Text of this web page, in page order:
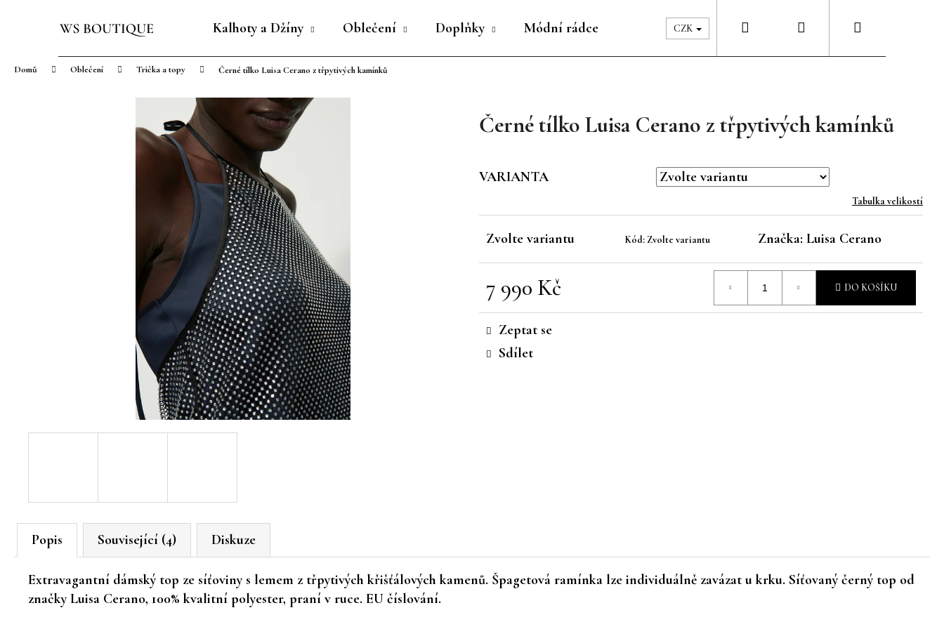
Kalhoty a Džíny Oblečení Doplňky Módní rádce Péče & Šatník Kontakty
CZK Přihlášení
Domů Oblečení Trička a topy Černé tílko Luisa Cerano z třpytivých kamínků
Černé tílko Luisa Cerano z třpytivých kamínků
VARIANTA
Tabulka velikostí
Zvolte variantu Kód: Zvolte variantu Značka:Luisa Cerano
7 990 Kč
Měrná
cena:
DO KOŠÍKU
Zeptat se
Sdílet
Popis Související (4) Diskuze
Extravagantní dámský top ze síťoviny s lemem z třpytivých křišťálových kamenů. Špagetová ramínka lze individuálně zavázat u krku. Síťovaný černý top od
značky Luisa Cerano, 100% kvalitní polyester, praní v ruce. EU číslování.
Zpět
obchodu
Zpět
obchodu
Co potřebujete najít?
HLEDAT